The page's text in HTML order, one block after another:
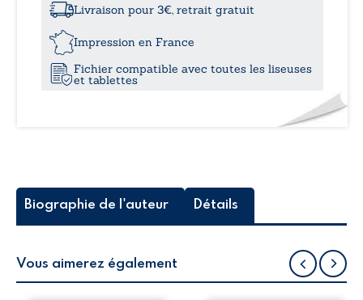
du
d’autres
enfers
parallèles
Livraison pour 3€, retrait gratuit
Impression en France
Fichier compatible avec toutes les liseuses
et tablettes
Biographie de l'auteur Détails
Vous aimerez également